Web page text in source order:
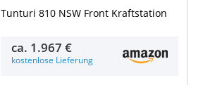
Tunturi 810 NSW Front Kraftstation
ca. 1.967 €
kostenlose Lieferung